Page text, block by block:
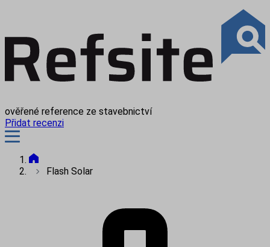
ověřené reference ze stavebnictví
Přidat recenzi
Flash Solar